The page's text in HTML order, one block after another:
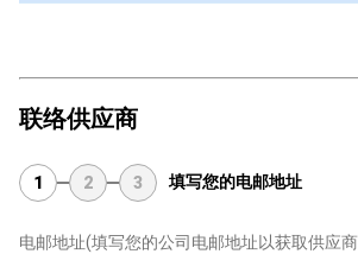
联络供应商
1 2 3 填写您的电邮地址
电邮地址(填写您的公司电邮地址以获取供应